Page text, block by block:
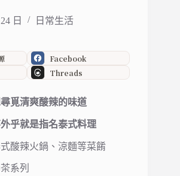
日 日常生活
Facebook
Threads
覓清爽酸辣的味道
乎就是指名泰式料理
酸辣火鍋、涼麵等菜餚
系列